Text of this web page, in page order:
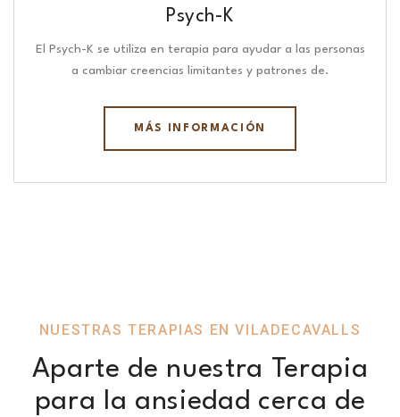
Psych-K
El Psych-K se utiliza en terapia para ayudar a las personas
a cambiar creencias limitantes y patrones de.
MÁS INFORMACIÓN
NUESTRAS TERAPIAS EN VILADECAVALLS
Aparte de nuestra Terapia
para la ansiedad cerca de